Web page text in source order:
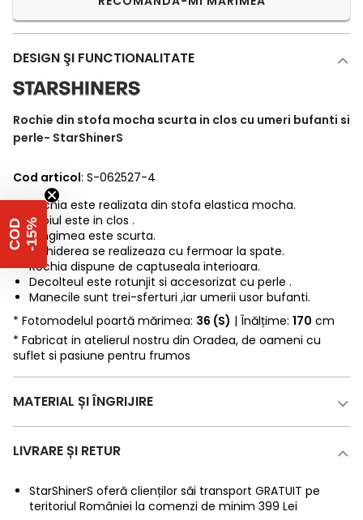
DESIGN ŞI FUNCTIONALITATE
Rochie din stofa mocha scurta in clos cu umeri bufanti si
perle- StarShinerS
Cod articol: S-062527-4
Rochia este realizata din stofa elastica mocha.
Croiul este in clos .
Lungimea este scurta.
Inchiderea se realizeaza cu fermoar la spate.
Rochia dispune de captuseala interioara.
Decolteul este rotunjit si accesorizat cu perle .
Manecile sunt trei-sferturi ,iar umerii usor bufanti.
* Fotomodelul poartă mărimea: 36 (S) | Înălțime: 170 cm
* Fabricat in atelierul nostru din Oradea, de oameni cu
suflet si pasiune pentru frumos
MATERIAL ȘI ÎNGRIJIRE
LIVRARE ȘI RETUR
StarShinerS oferă clienților săi transport GRATUIT pe
teritoriul României la comenzi de minim 399 Lei
C
O
D
-
1
5 %